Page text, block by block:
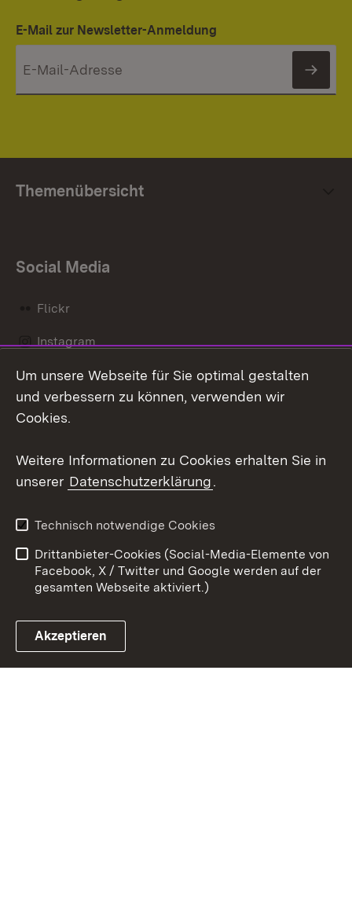
E-Mail zur Newsletter-Anmeldung
Themenübersicht
Social Media
Flickr
Instagram
Social Wall
Link zum Landesportal
Barrierefreiheit
Benutzungshinweise
Impressum
Cookies
Um unsere Webseite für Sie optimal gestalten
und verbessern zu können, verwenden wir
Cookies.
Weitere Informationen zu Cookies erhalten Sie in
unserer Datenschutzerklärung.
Technisch notwendige Cookies
Drittanbieter-Cookies (Social-Media-Elemente von
Facebook, X / Twitter und Google werden auf der
gesamten Webseite aktiviert.)
Akzeptieren